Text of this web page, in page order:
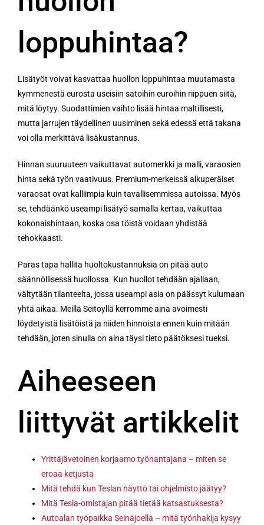
loppuhintaa?
Lisätyöt voivat kasvattaa huollon loppuhintaa muutamasta
kymmenestä eurosta useisiin satoihin euroihin riippuen siitä,
mitä löytyy. Suodattimien vaihto lisää hintaa maltillisesti,
mutta jarrujen täydellinen uusiminen sekä edessä että takana
voi olla merkittävä lisäkustannus.
Hinnan suuruuteen vaikuttavat automerkki ja malli, varaosien
hinta sekä työn vaativuus. Premium-merkeissä alkuperäiset
varaosat ovat kalliimpia kuin tavallisemmissa autoissa. Myös
se, tehdäänkö useampi lisätyö samalla kertaa, vaikuttaa
kokonaishintaan, koska osa töistä voidaan yhdistää
tehokkaasti.
Paras tapa hallita huoltokustannuksia on pitää auto
säännöllisessä huollossa. Kun huollot tehdään ajallaan,
vältytään tilanteelta, jossa useampi asia on päässyt kulumaan
yhtä aikaa. Meillä Seitoyllä kerromme aina avoimesti
löydetyistä lisätöistä ja niiden hinnoista ennen kuin mitään
tehdään, joten sinulla on aina täysi tieto päätöksesi tueksi.
Aiheeseen
liittyvät artikkelit
Yrittäjävetoinen korjaamo työnantajana – miten se
eroaa ketjusta
Mitä tehdä kun Teslan näyttö tai ohjelmisto jäätyy?
Mitä Tesla-omistajan pitää tietää katsastuksesta?
Autoalan työpaikka Seinäjoella – mitä työnhakija kysyy